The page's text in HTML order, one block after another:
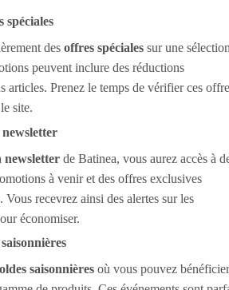
spéciales
des offres spéciales sur une
peuvent inclure des réductions
articles. Prenez le temps de vérifier ces
site.
newsletter de Batinea, vous aurez accès à
à venir et des offres exclusives
Vous recevrez ainsi des alertes sur les
économiser.
saisonnières où vous pouvez